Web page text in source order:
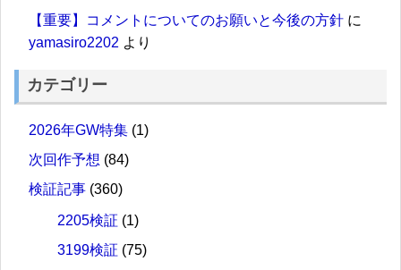
【重要】コメントについてのお願いと今後の方針 に
yamasiro2202 より
カテゴリー
2026年GW特集 (1)
次回作予想 (84)
検証記事 (360)
2205検証 (1)
3199検証 (75)